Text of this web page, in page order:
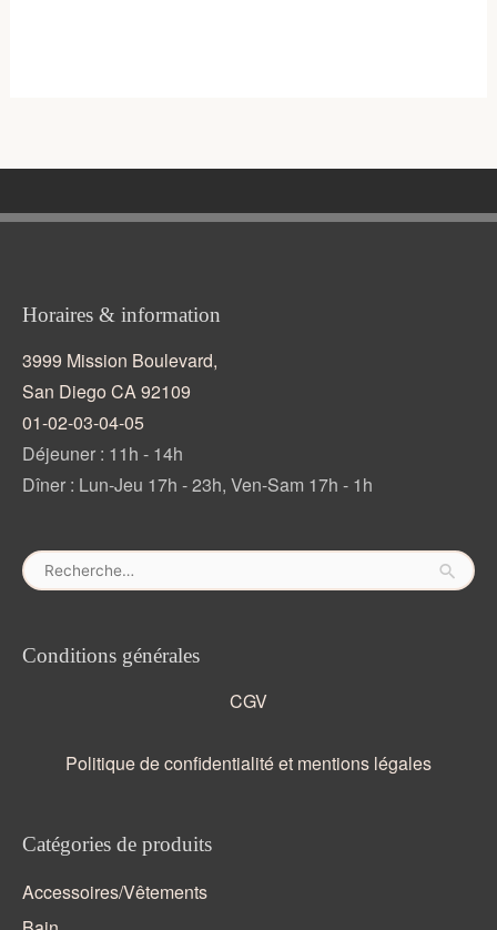
Horaires & information
3999 Mission Boulevard,
San Diego CA 92109
01-02-03-04-05
Déjeuner : 11h - 14h
Dîner : Lun-Jeu 17h - 23h, Ven-Sam 17h - 1h
Rechercher :
Conditions générales
CGV
Politique de confidentialité et mentions légales
Catégories de produits
Accessoires/Vêtements